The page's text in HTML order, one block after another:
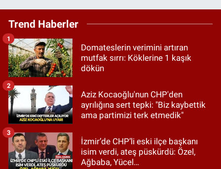
Trend Haberler
Domateslerin verimini artıran
mutfak sırrı: Köklerine 1 kaşık
dökün
1
Aziz Kocaoğlu'nun CHP'den
ayrılığına sert tepki: "Biz kaybettik
ama partimizi terk etmedik"
2
İzmir’de CHP’li eski ilçe başkanı
isim verdi, ateş püskürdü: Özel,
Ağbaba, Yücel…
3